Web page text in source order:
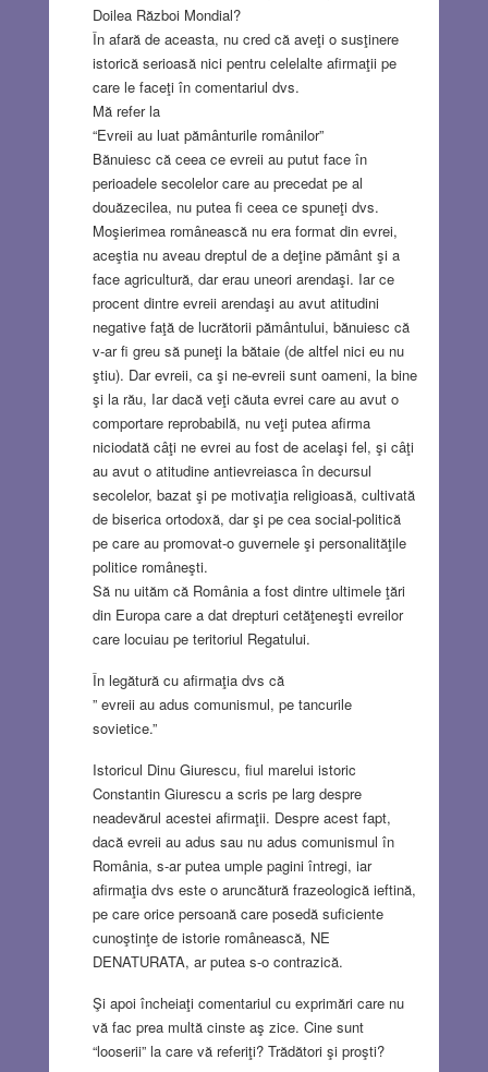
Doilea Război Mondial?
În afară de aceasta, nu cred că aveţi o susţinere
istorică serioasă nici pentru celelalte afirmaţii pe
care le faceţi în comentariul dvs.
Mă refer la
“Evreii au luat pământurile românilor”
Bănuiesc că ceea ce evreii au putut face în
perioadele secolelor care au precedat pe al
douăzecilea, nu putea fi ceea ce spuneţi dvs.
Moşierimea românească nu era format din evrei,
aceştia nu aveau dreptul de a deţine pământ şi a
face agricultură, dar erau uneori arendaşi. Iar ce
procent dintre evreii arendaşi au avut atitudini
negative faţă de lucrătorii pământului, bănuiesc că
v-ar fi greu să puneţi la bătaie (de altfel nici eu nu
ştiu). Dar evreii, ca şi ne-evreii sunt oameni, la bine
şi la rău, Iar dacă veţi căuta evrei care au avut o
comportare reprobabilă, nu veţi putea afirma
niciodată câţi ne evrei au fost de acelaşi fel, şi câţi
au avut o atitudine antievreiasca în decursul
secolelor, bazat şi pe motivaţia religioasă, cultivată
de biserica ortodoxă, dar şi pe cea social-politică
pe care au promovat-o guvernele şi personalităţile
politice româneşti.
Să nu uităm că România a fost dintre ultimele ţări
din Europa care a dat drepturi cetăţeneşti evreilor
care locuiau pe teritoriul Regatului.
În legătură cu afirmaţia dvs că
” evreii au adus comunismul, pe tancurile
sovietice.”
Istoricul Dinu Giurescu, fiul marelui istoric
Constantin Giurescu a scris pe larg despre
neadevărul acestei afirmaţii. Despre acest fapt,
dacă evreii au adus sau nu adus comunismul în
România, s-ar putea umple pagini întregi, iar
afirmaţia dvs este o aruncătură frazeologică ieftină,
pe care orice persoană care posedă suficiente
cunoştinţe de istorie românească, NE
DENATURATA, ar putea s-o contrazică.
Şi apoi încheiaţi comentariul cu exprimări care nu
vă fac prea multă cinste aş zice. Cine sunt
“looserii” la care vă referiţi? Trădători şi proşti?